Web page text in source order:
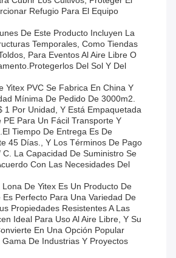
Refugio Para El Equipo
De Este Producto Incluyen La
Temporales, Como Tiendas
Para Eventos Al Aire Libre O
Del Sol Y Del
Yitex PVC Se Fabrica En China Y
Mínima De Pedido De 3000m2.
1 Por Unidad, Y Está Empaquetada
PE Para Un Fácil Transporte Y
Tiempo De Entrega Es De
45 Días., Y Los Términos De Pago
C. La Capacidad De Suministro Se
Con Las Necesidades Del
De Yitex Es Un Producto De
Perfecto Para Una Variedad De
Propiedades Resistentes A Las
Ideal Para Uso Al Aire Libre, Y Su
En Una Opción Popular
Gama De Industrias Y Proyectos